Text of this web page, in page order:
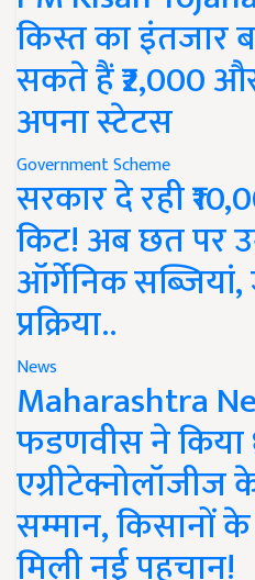
किस्त का इंतजार
सकते हैं ₹2,000
अपना स्टेटस
Government Scheme
सरकार दे रही
किट! अब छत पर
ऑर्गेनिक
प्रक्रिया..
News
Maharashtra
फडणवीस ने किया
एग्रीटेक्नोलॉजीज
सम्मान, किसानों
मिली नई पहचान!